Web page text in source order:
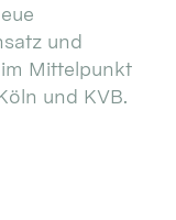
und
Mittelpunkt
und KVB.